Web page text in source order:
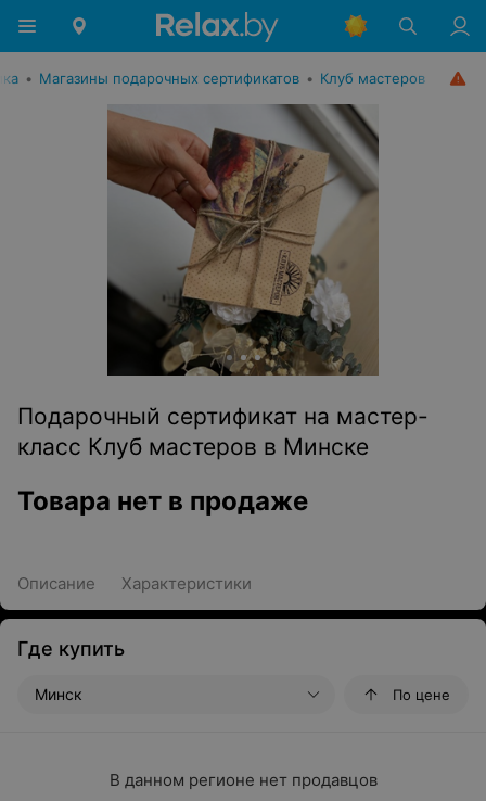
• Магазины подарочных сертификатов • Клуб мастеров
Подарочный сертификат на мастер-
класс Клуб мастеров в Минске
Товара нет в продаже
Описание Характеристики
Где купить
Минск По цене
В данном регионе нет продавцов